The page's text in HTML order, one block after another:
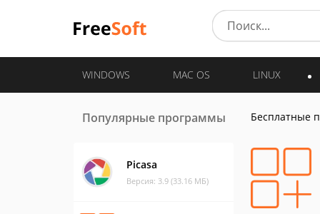
WINDOWS MAC OS LINUX
Популярные программы
Picasa
Версия: 3.9 (33.16 МБ)
Бесплатные